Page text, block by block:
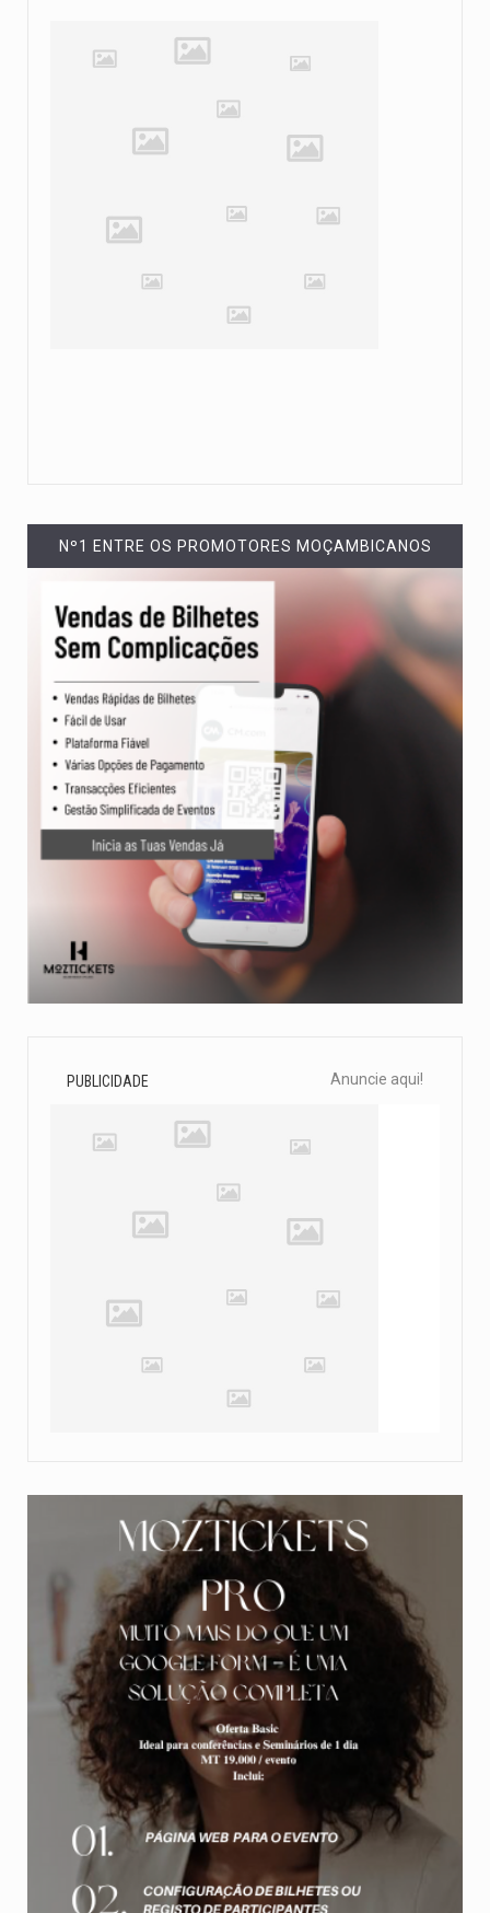
Nº1 ENTRE OS PROMOTORES MOÇAMBICANOS
PUBLICIDADE Anuncie aqui!